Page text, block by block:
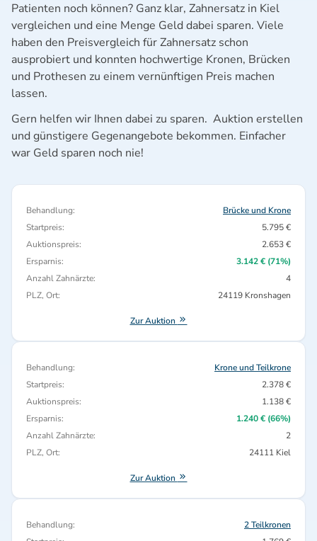
Patienten noch können? Ganz klar, Zahnersatz in Kiel
vergleichen und eine Menge Geld dabei sparen. Viele
haben den Preisvergleich für Zahnersatz schon
ausprobiert und konnten hochwertige Kronen, Brücken
und Prothesen zu einem vernünftigen Preis machen
lassen.
Gern helfen wir Ihnen dabei zu sparen. Auktion erstellen
und günstigere Gegenangebote bekommen. Einfacher
war Geld sparen noch nie!
Behandlung:
Brücke und Krone
Startpreis:
5.795 €
Auktionspreis:
2.653 €
Ersparnis:
3.142 € (71%)
Anzahl Zahnärzte:
4
PLZ, Ort:
24119 Kronshagen
Zur Auktion
Behandlung:
Krone und Teilkrone
Startpreis:
2.378 €
Auktionspreis:
1.138 €
Ersparnis:
1.240 € (66%)
Anzahl Zahnärzte:
2
PLZ, Ort:
24111 Kiel
Zur Auktion
Behandlung:
2 Teilkronen